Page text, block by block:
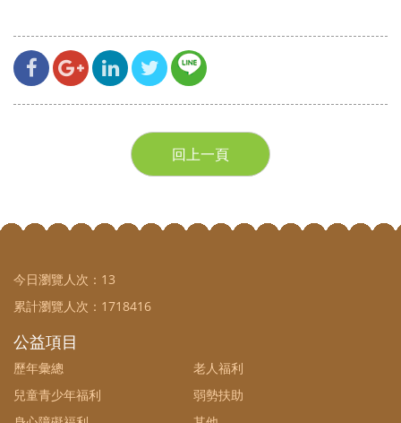
回上一頁
今日瀏覽人次： 13
累計瀏覽人次： 1718416
公益項目
歷年彙總
老人福利
兒童青少年福利
弱勢扶助